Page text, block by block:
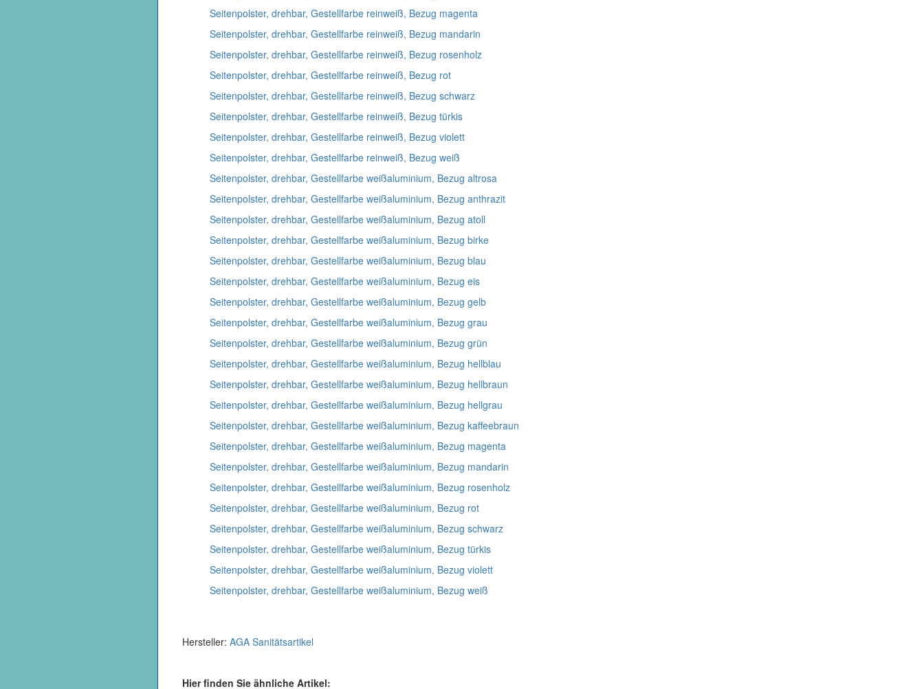
Seitenpolster, drehbar, Gestellfarbe reinweiß, Bezug magenta
Seitenpolster, drehbar, Gestellfarbe reinweiß, Bezug mandarin
Seitenpolster, drehbar, Gestellfarbe reinweiß, Bezug rosenholz
Seitenpolster, drehbar, Gestellfarbe reinweiß, Bezug rot
Seitenpolster, drehbar, Gestellfarbe reinweiß, Bezug schwarz
Seitenpolster, drehbar, Gestellfarbe reinweiß, Bezug türkis
Seitenpolster, drehbar, Gestellfarbe reinweiß, Bezug violett
Seitenpolster, drehbar, Gestellfarbe reinweiß, Bezug weiß
Seitenpolster, drehbar, Gestellfarbe weißaluminium, Bezug altrosa
Seitenpolster, drehbar, Gestellfarbe weißaluminium, Bezug anthrazit
Seitenpolster, drehbar, Gestellfarbe weißaluminium, Bezug atoll
Seitenpolster, drehbar, Gestellfarbe weißaluminium, Bezug birke
Seitenpolster, drehbar, Gestellfarbe weißaluminium, Bezug blau
Seitenpolster, drehbar, Gestellfarbe weißaluminium, Bezug eis
Seitenpolster, drehbar, Gestellfarbe weißaluminium, Bezug gelb
Seitenpolster, drehbar, Gestellfarbe weißaluminium, Bezug grau
Seitenpolster, drehbar, Gestellfarbe weißaluminium, Bezug grün
Seitenpolster, drehbar, Gestellfarbe weißaluminium, Bezug hellblau
Seitenpolster, drehbar, Gestellfarbe weißaluminium, Bezug hellbraun
Seitenpolster, drehbar, Gestellfarbe weißaluminium, Bezug hellgrau
Seitenpolster, drehbar, Gestellfarbe weißaluminium, Bezug kaffeebraun
Seitenpolster, drehbar, Gestellfarbe weißaluminium, Bezug magenta
Seitenpolster, drehbar, Gestellfarbe weißaluminium, Bezug mandarin
Seitenpolster, drehbar, Gestellfarbe weißaluminium, Bezug rosenholz
Seitenpolster, drehbar, Gestellfarbe weißaluminium, Bezug rot
Seitenpolster, drehbar, Gestellfarbe weißaluminium, Bezug schwarz
Seitenpolster, drehbar, Gestellfarbe weißaluminium, Bezug türkis
Seitenpolster, drehbar, Gestellfarbe weißaluminium, Bezug violett
Seitenpolster, drehbar, Gestellfarbe weißaluminium, Bezug weiß
Hersteller: AGA Sanitätsartikel
Hier finden Sie ähnliche Artikel: